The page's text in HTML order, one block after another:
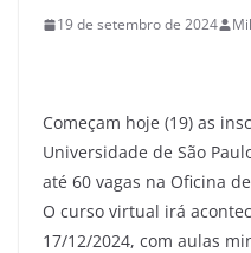
19 de setembro de 2024
Começam hoje (19) as
Universidade de São
até 60 vagas na Oficina
O curso virtual irá
17/12/2024, com aulas